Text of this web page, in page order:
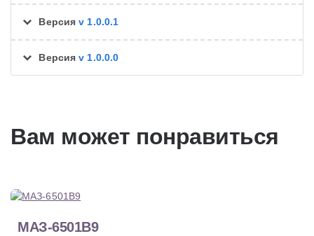
Версияv 1.0.0.1
Версияv 1.0.0.0
Вам может понравиться
МАЗ-6501В9